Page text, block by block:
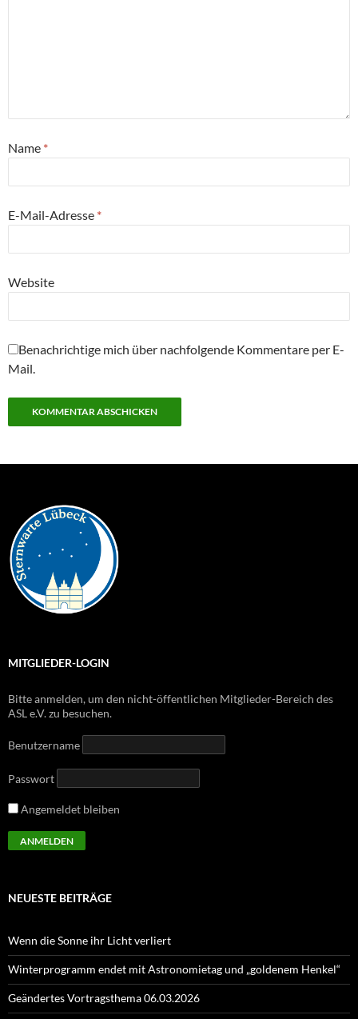
Name *
E-Mail-Adresse *
Website
Benachrichtige mich über nachfolgende Kommentare per E-
Mail.
MITGLIEDER-LOGIN
Bitte anmelden, um den nicht-öffentlichen Mitglieder-Bereich des
ASL e.V. zu besuchen.
Benutzername
Passwort
Angemeldet bleiben
NEUESTE BEITRÄGE
Wenn die Sonne ihr Licht verliert
Winterprogramm endet mit Astronomietag und „goldenem Henkel“
Geändertes Vortragsthema 06.03.2026